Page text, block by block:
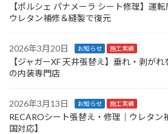
【ポルシェ パナメーラ シート修理】運
ウレタン補修＆縫製で復元
2026年3月20日 お知らせ 施工実績
【ジャガーXF 天井張替え】垂れ・剥が
の内装専門店
2026年3月13日 お知らせ 施工実績
RECAROシート張替え・修理｜ウレタン
国対応】